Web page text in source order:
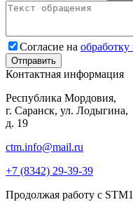
Согласие на
Контактная информация
Республика Мордовия,
г. Саранск, ул. Лодыгина,
д. 19
ctm.info@mail.ru
+7 (8342) 29-39-39
Продолжая работу с